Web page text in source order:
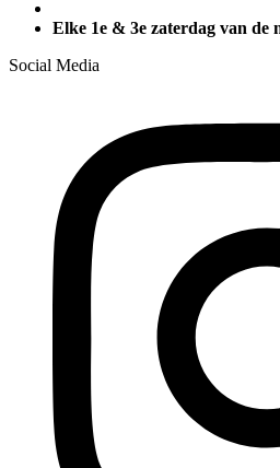
Elke 1e & 3e zaterdag van de
Social Media